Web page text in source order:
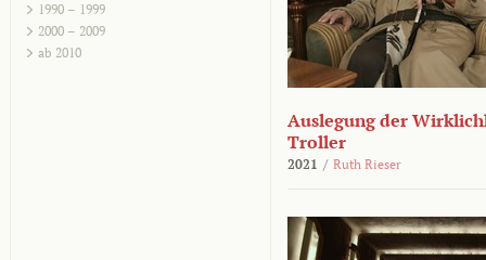
1990 – 1999
2000 – 2009
ab 2010
Auslegung der
Troller
2021 / Ruth Rieser